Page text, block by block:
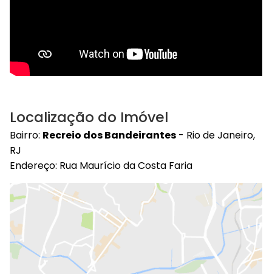
Localização do Imóvel
Bairro: Recreio dos Bandeirantes - Rio de Janeiro,
RJ
Endereço: Rua Maurício da Costa Faria